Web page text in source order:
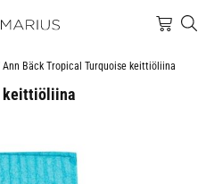
Ann Bäck Tropical Turquoise keittiöliina
keittiöliina